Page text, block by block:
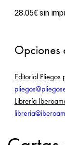
28.05€ sin
Opciones
Editorial Pliegos
Librería